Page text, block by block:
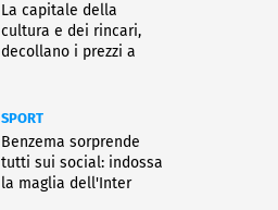
La capitale della
cultura e dei rincari,
decollano i prezzi a
SPORT
Benzema sorprende
tutti sui social: indossa
la maglia dell'Inter